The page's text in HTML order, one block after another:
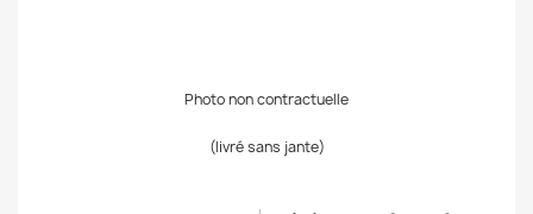
Photo non contractuelle
(livré sans jante)